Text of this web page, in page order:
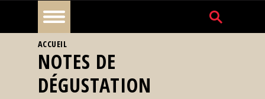
À
la
une
VOUS ÊTES ICI
ACCUEIL
NOTES DE
DÉGUSTATION